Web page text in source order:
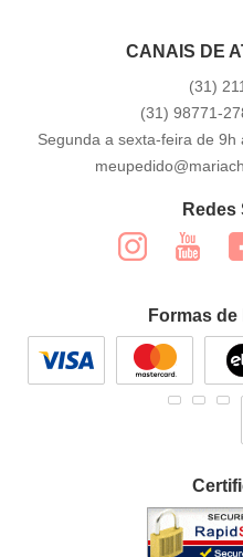
CANAIS DE
(31)
(31) 98771-
Segunda a sexta-feira de 9h
Redes
Formas